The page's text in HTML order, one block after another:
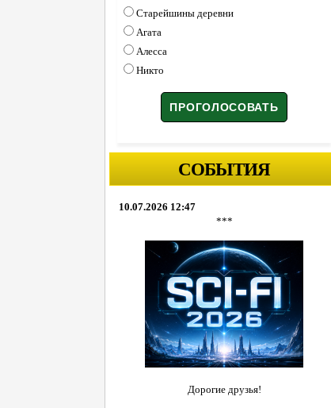
Старейшины деревни
Агата
Алесса
Никто
СОБЫТИЯ
10.07.2026 12:47
***
Дорогие друзья!